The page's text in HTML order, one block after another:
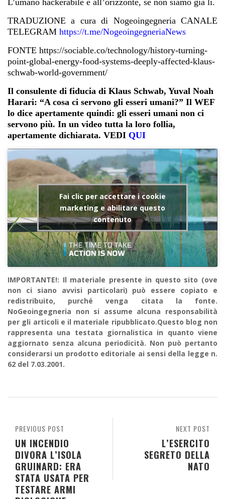
TRADUZIONE a cura di Nogeoingegneria CANALE
TELEGRAM https://t.me/NogeoingegneriaNews
FONTE https://sociable.co/technology/history-turning-
point-global-energy-food-systems-deeply-affected-klaus-
schwab-world-government/
Il consulente di fiducia di Klaus Schwab, Yuval Noah
Harari: “A cosa ci servono gli esseri umani?” Il WEF
lo dice apertamente quindi: gli esseri umani non ci
servono più. In un video tutta la loro follia,
apertamente dichiarata. VEDI QUI
Fai clic per accettare i cookie
marketing e abilitare questo
contenuto
IMPORTANTE!: Il materiale presente in questo sito (ove
non ci siano avvisi particolari) può essere copiato e
redistribuito, purché venga citata la fonte.
NoGeoingegneria non si assume alcuna responsabilità
per gli articoli e il materiale ripubblicato.Questo blog non
rappresenta una testata giornalistica in quanto viene
aggiornato senza alcuna periodicità. Non può pertanto
considerarsi un prodotto editoriale ai sensi della legge n.
62 del 7.03.2001.
NEXT POST
L’ESERCITO
SEGRETO DELLA
NATO
PREVIOUS POST
UN INCENDIO
DIVORA L’ISOLA
GRUINARD: ERA
STATA USATA PER
TESTARE ARMI